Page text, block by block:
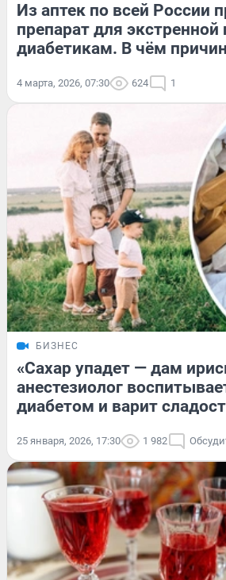
Из аптек по всей России
препарат для
диабетикам. В чём
4 марта, 2026, 07:30 624 1
БИЗНЕС
«Сахар упадет — дам
анестезиолог
диабетом и варит
25 января, 2026, 17:30 1 982